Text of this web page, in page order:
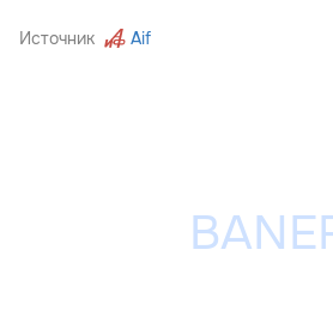
Источник Aif